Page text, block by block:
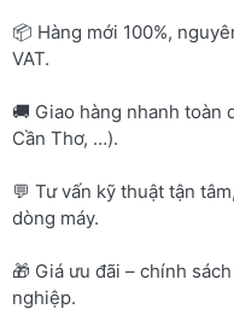
📦 Hàng mới 100%,
VAT.
🚚 Giao hàng nhanh toàn
Cần Thơ, …).
💬 Tư vấn kỹ thuật tận
dòng máy.
🎁 Giá ưu đãi – chính
nghiệp.